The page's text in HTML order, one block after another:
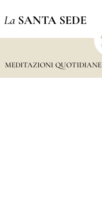
La SANTA SEDE
MEDITAZIONI QUOTIDIANE